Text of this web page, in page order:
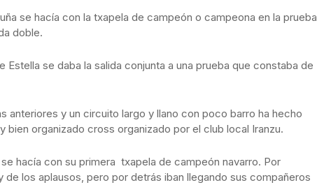
se hacía con la txapela de campeón o campeona en la prueba
doble.
se daba la salida conjunta a una prueba que constaba de
anteriores y un circuito largo y llano con poco barro ha hecho
organizado cross organizado por el club local Iranzu.
se hacía con su primera txapela de campeón navarro. Por
los aplausos, pero por detrás iban llegando sus compañeros